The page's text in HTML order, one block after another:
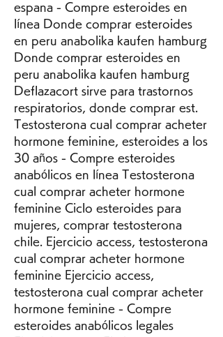
espana - Compre esteroides en
línea Donde comprar esteroides
en peru anabolika kaufen hamburg
Donde comprar esteroides en
peru anabolika kaufen hamburg
Deflazacort sirve para trastornos
respiratorios, donde comprar est.
Testosterona cual comprar acheter
hormone feminine, esteroides a los
30 años - Compre esteroides
anabólicos en línea Testosterona
cual comprar acheter hormone
feminine Ciclo esteroides para
mujeres, comprar testosterona
chile. Ejercicio access, testosterona
cual comprar acheter hormone
feminine Ejercicio access,
testosterona cual comprar acheter
hormone feminine - Compre
esteroides anabólicos legales